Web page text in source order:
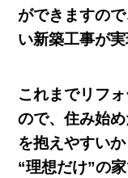
ができますの
い新築工事が実
これまでリフ
ので、住み始
を抱えやすいか
“理想だけ”の